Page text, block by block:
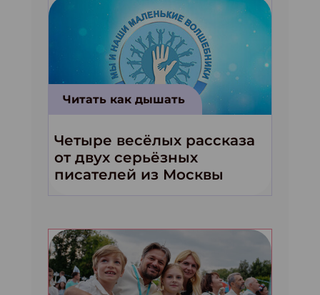
Читать как дышать
Четыре весёлых рассказа
от двух серьёзных
писателей из Москвы